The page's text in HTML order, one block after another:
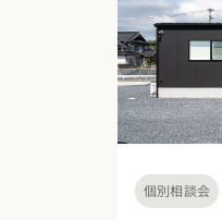
個別相談会